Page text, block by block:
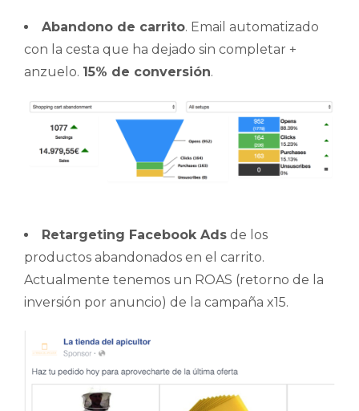
Abandono de carrito. Email automatizado
con la cesta que ha dejado sin completar +
anzuelo. 15% de conversión.
Retargeting Facebook Ads de los
productos abandonados en el carrito.
Actualmente tenemos un ROAS (retorno de la
inversión por anuncio) de la campaña x15.